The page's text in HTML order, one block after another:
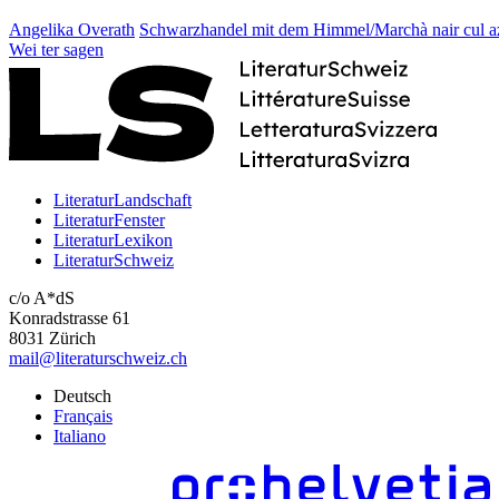
Angelika Overath Schwarzhandel mit dem Himmel/Marchà nair cul
Wei ter sagen
LiteraturLandschaft
LiteraturFenster
LiteraturLexikon
LiteraturSchweiz
c/o A*dS
Konradstrasse 61
8031 Zürich
mail@literaturschweiz.ch
Deutsch
Français
Italiano